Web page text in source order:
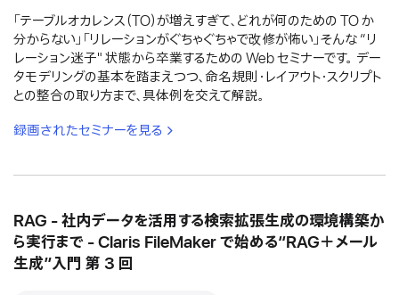
「テーブルオカレンス（TO）が増えすぎて、どれが何のための TO か
分からない」「リレーションがぐちゃぐちゃで改修が怖い」そんな “リ
レーション迷子" 状態から卒業するための Web セミナーです。 デー
タモデリングの基本を踏まえつつ、命名規則・レイアウト・スクリプト
との整合の取り方まで、具体例を交えて解説。
録画されたセミナーを見る
RAG - 社内データを活用する検索拡張生成の環境構築か
ら実行まで - Claris FileMaker で始める“RAG＋メール
生成”入門 第 3 回